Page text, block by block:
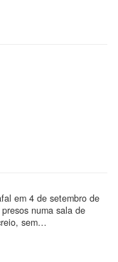
em 4 de setembro de
numa sala de
sem…